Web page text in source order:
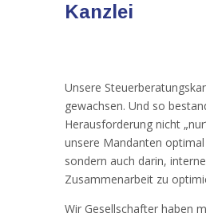
Kanzlei
Unsere
gewachsen. Und so
Herausforderung nicht
unsere Mandanten
sondern auch darin,
Zusammenarbeit zu
Wir Gesellschafter haben